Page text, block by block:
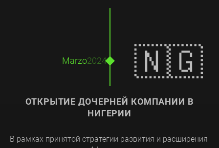
ОТКРЫТИЕ ДОЧЕРНЕЙ КОМПАНИИ В
НИГЕРИИ
В рамках принятой стратегии развития и расширения
Marzo2024 🇳🇬